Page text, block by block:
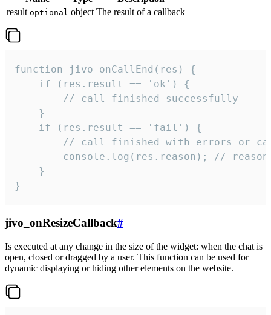
result optional object The result of a callback
function jivo_onCallEnd(res) {
    if (res.result == 'ok') {
        // call finished successfully
    }
    if (res.result == 'fail') {
// call finished with errors or
console.log(res.reason); //
    }
}
jivo_onResizeCallback#
Is executed at any change in the size of the widget: when the chat is
open, closed or dragged by a user. This function can be used for
dynamic displaying or hiding other elements on the website.